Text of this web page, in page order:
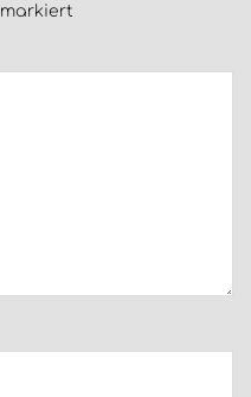
markiert